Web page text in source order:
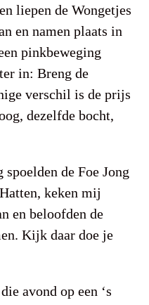
liepen de Wongetjes
en namen plaats in
pinkbeweging
in: Breng de
verschil is de prijs
dezelfde bocht,
de Foe Jong
keken mij
en beloofden de
Kijk daar doe je
avond op een ‘s